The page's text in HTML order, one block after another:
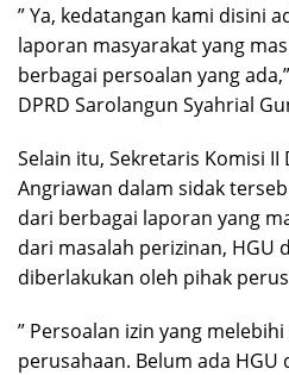
” Ya, kedatangan kami disini
laporan masyarakat yang
berbagai persoalan yang
DPRD Sarolangun Syahrial
Selain itu, Sekretaris Komisi II
Angriawan dalam sidak
dari berbagai laporan yang
dari masalah perizinan, HGU
diberlakukan oleh pihak
” Persoalan izin yang
perusahaan. Belum ada HGU